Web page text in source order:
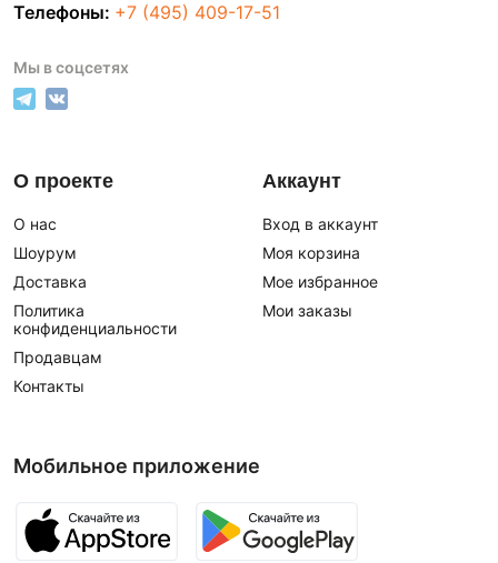
Телефоны: +7 (495) 409-17-51
Мы в соцсетях
О проекте
О нас
Шоурум
Доставка
Политика
конфиденциальности
Продавцам
Контакты
Аккаунт
Вход в аккаунт
Моя корзина
Мое избранное
Мои заказы
Мобильное приложение